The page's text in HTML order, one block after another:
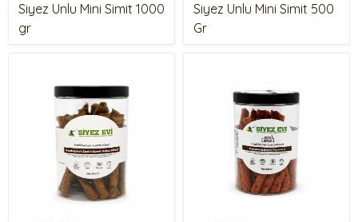
Siyez Unlu Mini Simit 1000
gr
Siyez Unlu Mini Simit 500
Gr